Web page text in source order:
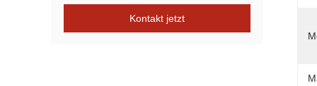
Kontakt jetzt